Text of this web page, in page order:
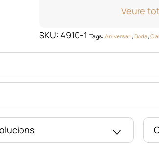
Veure
SKU: 4910-1 Tags:Aniversari,Boda,